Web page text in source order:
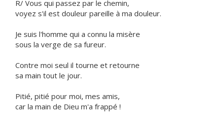
R/ Vous qui passez par le chemin,
voyez s'il est douleur pareille à ma douleur.
Je suis l'homme qui a connu la misère
sous la verge de sa fureur.
Contre moi seul il tourne et retourne
sa main tout le jour.
Pitié, pitié pour moi, mes amis,
car la main de Dieu m'a frappé !